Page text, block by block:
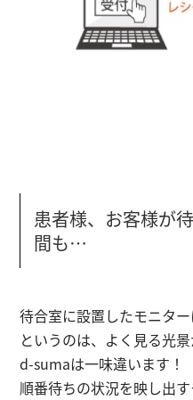
患者様、お客様が
間も…
待合室に設置したモニタ
というのは、よく見る光景
d-sumaは一味違います！
順番待ちの状況を映し出